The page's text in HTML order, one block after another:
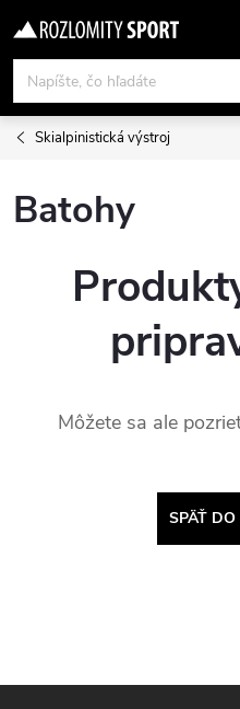
na
obsah
Skialpinistická výstroj
Batohy
Môžete sa ale
SPÄŤ